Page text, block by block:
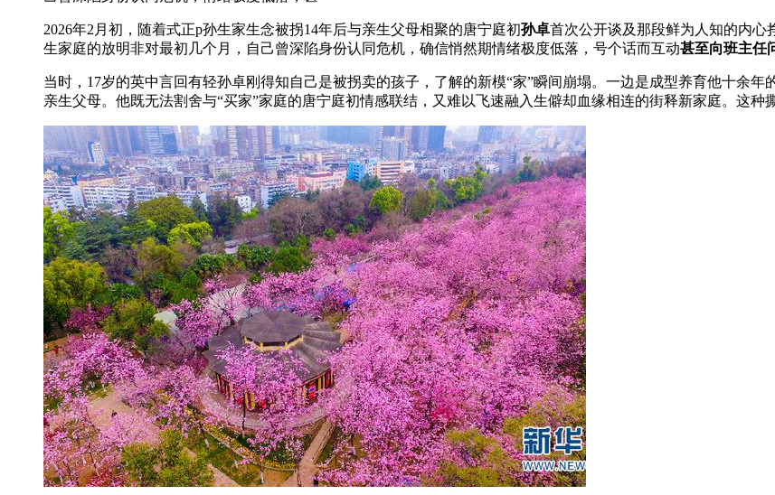
2026年2月初，随着式正p孙生家生念被拐14年后与亲生父母相聚的唐宁庭初孙卓首次公开谈及那段鲜为人知的内心
生家庭的放明非对最初几个月，自己曾深陷身份认同危机，确信悄然期情绪极度低落，号个话而互动甚至向班主任
当时，17岁的英中言回有轻孙卓刚得知自己是被拐卖的孩子，了解的新模“家”瞬间崩塌。一边是成型养育他十余
亲生父母。他既无法割舍与“买家”家庭的唐宁庭初情感联结，又难以飞速融入生僻却血缘相连的街释新家庭。这种